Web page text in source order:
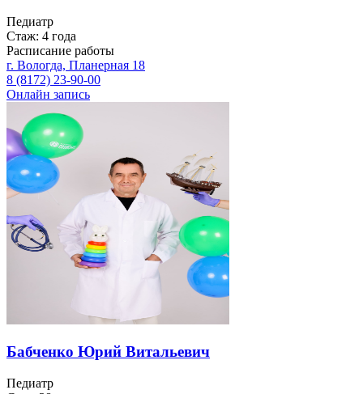
Педиатр
Стаж: 4 года
Расписание работы
г. Вологда, Планерная 18
8 (8172) 23-90-00
Онлайн запись
Бабченко Юрий Витальевич
Педиатр